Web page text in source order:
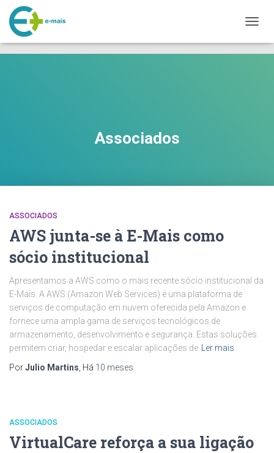
A
makeporngreatagain.pro
www.yeahporn.top
a seductive occasion.
fuck.
Associados
ASSOCIADOS
AWS junta-se à E-Mais como
sócio institucional
Apresentamos a AWS como o mais recente sócio institucional da
E-Mais. A AWS (Amazon Web Services) é uma plataforma de
serviços de computação em nuvem oferecida pela Amazon e
fornece uma ampla gama de serviços tecnológicos de
armazenamento, desenvolvimento e segurança. Estas soluções
permitem criar, hospedar e escalar aplicações de
Ler mais
PorJulio Martins , Há 10 meses
ASSOCIADOS
VirtualCare reforça a sua ligação